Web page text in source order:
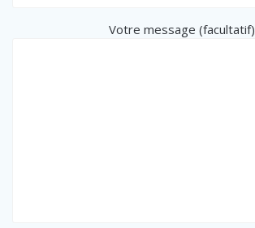
Votre message (facultatif)